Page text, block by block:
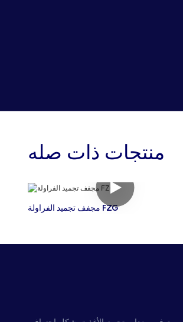
منتجات ذات صله
مجفف تجميد الفراولة FZG